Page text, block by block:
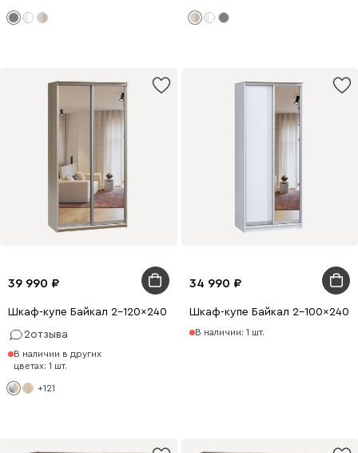
39 990
Шкаф-купе Байкал 2-120x240 Дуб Сонома 2 зеркала
2отзыва
В наличии в других
цветах: 1 шт.
+121
34 990
Шкаф-купе Байкал 2-100x240
В наличии: 1 шт.